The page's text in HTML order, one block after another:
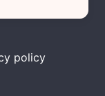
policy